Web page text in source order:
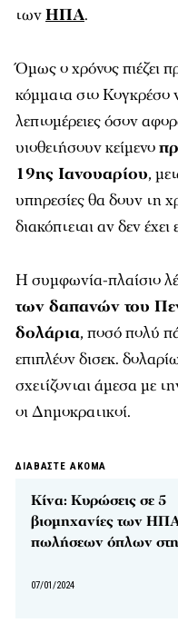
τωνΗΠΑ.
Όμως ο χρόνος πιέζει
κόμματα στο Κογκρέσο
λεπτομέρειες όσον
υιοθετήσουν κείμενο
19ης Ιανουαρίου,
υπηρεσίες θα δουν τη
διακόπτεται αν δεν
Η συμφωνία-πλαίσιο
των δαπανών του
δολάρια, ποσό πολύ
επιπλέον δισεκ.
σχετίζονται άμεσα με
οι Δημοκρατικοί.
ΔΙΑΒΑΣΤΕ ΑΚΟΜΑ
Κίνα: Κυρώσεις σε 5
βιομηχανίες των
πωλήσεων όπλων
07/01/2024